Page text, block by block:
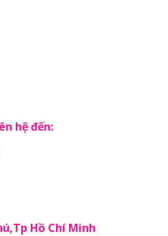
hệ đến:
Hồ Chí Minh